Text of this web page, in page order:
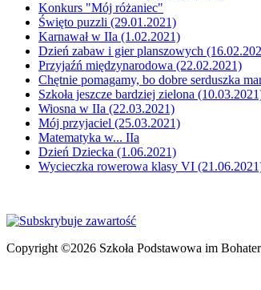
Konkurs "Mój różaniec"
Święto puzzli (29.01.2021)
Karnawał w IIa (1.02.2021)
Dzień zabaw i gier planszowych
Przyjaźń międzynarodowa (22.02.2021)
Chętnie pomagamy, bo dobre serduszka
Szkoła jeszcze bardziej zielona
Wiosna w IIa (22.03.2021)
Mój przyjaciel (25.03.2021)
Matematyka w... IIa
Dzień Dziecka (1.06.2021)
Wycieczka rowerowa klasy VI
Copyright ©2026 Szkoła Podstawowa im